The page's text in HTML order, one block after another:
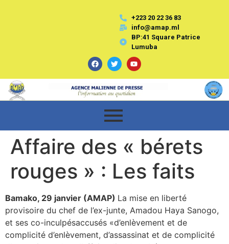
+223 20 22 36 83
info@amap.ml
BP:41 Square Patrice
Lumuba
Affaire des « bérets
rouges » : Les faits
Bamako, 29 janvier (AMAP) La mise en liberté
provisoire du chef de l’ex-junte, Amadou Haya Sanogo,
et ses co-inculpésaccusés «d’enlèvement et de
complicité d’enlèvement, d’assassinat et de complicité